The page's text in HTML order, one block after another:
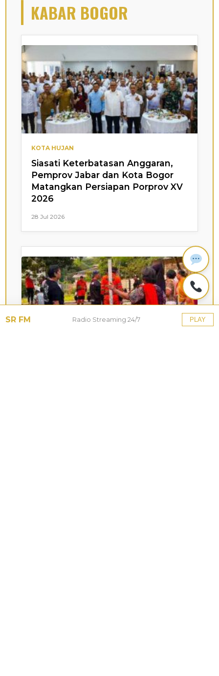
KABAR BOGOR
KOTA HUJAN
Siasati Keterbatasan Anggaran,
Pemprov Jabar dan Kota Bogor
Matangkan Persiapan Porprov XV
2026
28 Jul 2026
SR FM Radio Streaming 24/7 PLAY